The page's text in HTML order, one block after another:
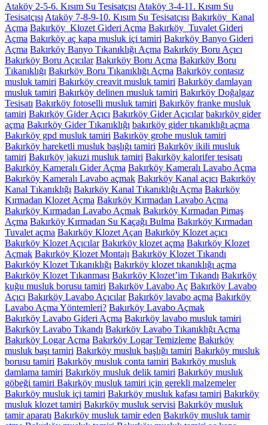
Ataköy 2-5-6. Kısım Su Tesisatçısı Ataköy 3-4-11. Kısım Su
Tesisatçısı Ataköy 7-8-9-10. Kısım Su Tesisatçısı Bakırköy Kanal
Açma Bakırköy Klozet Gideri Açma Bakırköy Tuvalet Gideri
Açma Bakırköy aç kapa musluk içi tamiri Bakırköy Banyo Gideri
Açma Bakırköy Banyo Tıkanıklığı Açma Bakırköy Boru Açıcı
Bakırköy Boru Açıcılar Bakırköy Boru Açma Bakırköy Boru
Tıkanıklığı Bakırköy Boru Tıkanıklığı Açma Bakırköy contasız
musluk tamiri Bakırköy creavit musluk tamiri Bakırköy damlayan
musluk tamiri Bakırköy delinen musluk tamiri Bakırköy Doğalgaz
Tesisatı Bakırköy fotoselli musluk tamiri Bakırköy franke musluk
tamiri Bakırköy Gider Açıcı Bakırköy Gider Açıcılar bakırköy gider
açma Bakırköy Gider Tıkanıklığı bakırköy gider tıkanıklığı açma
Bakırköy gpd musluk tamiri Bakırköy grohe musluk tamiri
Bakırköy hareketli musluk başlığı tamiri Bakırköy ikili musluk
tamiri Bakırköy jakuzi musluk tamiri Bakırköy kalorifer tesisatı
Bakırköy Kameralı Gider Açma Bakırköy Kameralı Lavabo Açma
Bakırköy Kameralı Lavabo açmak Bakırköy Kanal açıcı Bakırköy
Kanal Tıkanıklığı Bakırköy Kanal Tıkanıklığı Açma Bakırköy
Kırmadan Klozet Açma Bakırköy Kırmadan Lavabo Açma
Bakırköy Kırmadan Lavabo Açmak Bakırköy Kırmadan Pimaş
Açma Bakırköy Kırmadan Su Kaçağı Bulma Bakırköy Kırmadan
Tuvalet açma Bakırköy Klozet Açan Bakırköy Klozet açıcı
Bakırköy Klozet Açıcılar Bakırköy klozet açma Bakırköy Klozet
Açmak Bakırköy Klozet Montajı Bakırköy Klozet Tıkandı
Bakırköy Klozet Tıkanıklığı Bakırköy klozet tıkanıklığı açma
Bakırköy Klozet Tıkanması Bakırköy Klozet’im Tıkandı Bakırköy
kuğu musluk borusu tamiri Bakırköy Lavabo Aç Bakırköy Lavabo
Açıcı Bakırköy Lavabo Açıcılar Bakırköy lavabo açma Bakırköy
Lavabo Açma Yöntemleri? Bakırköy Lavabo Açmak
Bakırköy Lavabo Gideri Açma Bakırköy lavabo musluk tamiri
Bakırköy Lavabo Tıkandı Bakırköy Lavabo Tıkanıklığı Açma
Bakırköy Logar Açma Bakırköy Logar Temizleme Bakırköy
musluk başı tamiri Bakırköy musluk başlığı tamiri Bakırköy musluk
borusu tamiri Bakırköy musluk conta tamiri Bakırköy musluk
damlama tamiri Bakırköy musluk delik tamiri Bakırköy musluk
göbeği tamiri Bakırköy musluk tamiri için gerekli malzemeler
Bakırköy musluk içi tamiri Bakırköy musluk kafası tamiri Bakırköy
musluk klozet tamiri Bakırköy musluk servisi Bakırköy musluk
tamir aparatı Bakırköy musluk tamir eden Bakırköy musluk tamir